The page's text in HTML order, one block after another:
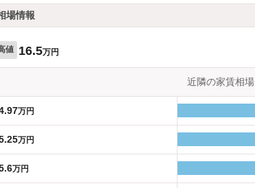
場情報
値 16.5万円
近隣の家賃相場
万円
万円
万円